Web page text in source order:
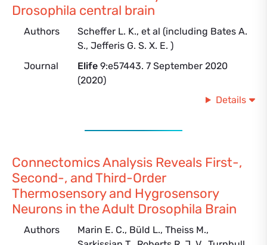
Drosophila central brain
Authors
Scheffer L. K., et al (including Bates A.
S., Jefferis G. S. X. E. )
Journal
Elife 9:e57443. 7 September 2020
(2020)
Details
Connectomics Analysis Reveals First-,
Second-, and Third-Order
Thermosensory and Hygrosensory
Neurons in the Adult Drosophila Brain
Authors
Marin E. C., Büld L., Theiss M.,